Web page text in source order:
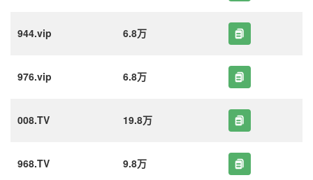
944.vip 6.8万
976.vip 6.8万
008.TV 19.8万
968.TV 9.8万